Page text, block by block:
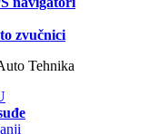
zvučnici